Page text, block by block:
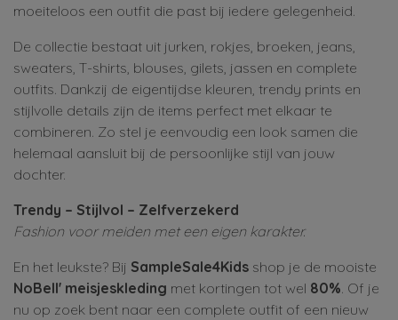
moeiteloos een outfit die past bij iedere gelegenheid.
De collectie bestaat uit jurken, rokjes, broeken, jeans,
sweaters, T-shirts, blouses, gilets, jassen en complete
outfits. Dankzij de eigentijdse kleuren, trendy prints en
stijlvolle details zijn de items perfect met elkaar te
combineren. Zo stel je eenvoudig een look samen die
helemaal aansluit bij de persoonlijke stijl van jouw
dochter.
Trendy – Stijlvol – Zelfverzekerd
Fashion voor meiden met een eigen karakter.
En het leukste? Bij SampleSale4Kids shop je de mooiste
NoBell' meisjeskleding met kortingen tot wel 80% . Of je
nu op zoek bent naar een complete outfit of een nieuw